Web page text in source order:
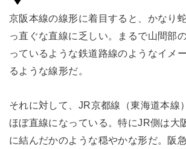
京阪本線の線形に着目すると、かなり
っ直ぐな直線に乏しい。まるで山間部
っているような鉄道路線のようなイメ
るような線形だ。
それに対して、JR京都線（東海道本線
ほぼ直線になっている。特にJR側は大
に結んだかのような穏やかな形だ。阪